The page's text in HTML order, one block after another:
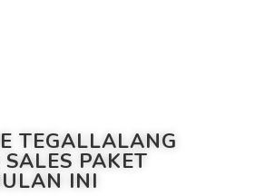
TEGALLALANG
PAKET
INI